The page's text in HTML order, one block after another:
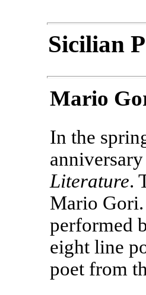
Sicilian
Mario
In the
Literature.
Mario Gori.
performed
eight line
poet from